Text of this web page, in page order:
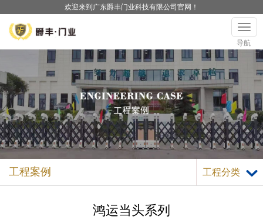
欢迎来到广东爵丰门业科技有限公司官网！
导航
工程案例 工程分类
鸿运当头系列